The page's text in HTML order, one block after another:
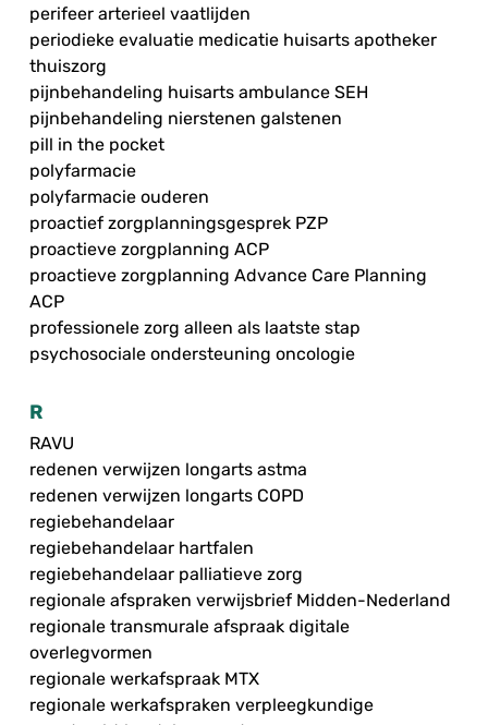
perifeer arterieel vaatlijden
periodieke evaluatie medicatie huisarts apotheker
thuiszorg
pijnbehandeling huisarts ambulance SEH
pijnbehandeling nierstenen galstenen
pill in the pocket
polyfarmacie
polyfarmacie ouderen
proactief zorgplanningsgesprek PZP
proactieve zorgplanning ACP
proactieve zorgplanning Advance Care Planning
ACP
professionele zorg alleen als laatste stap
psychosociale ondersteuning oncologie
R
RAVU
redenen verwijzen longarts astma
redenen verwijzen longarts COPD
regiebehandelaar
regiebehandelaar hartfalen
regiebehandelaar palliatieve zorg
regionale afspraken verwijsbrief Midden-Nederland
regionale transmurale afspraak digitale
overlegvormen
regionale werkafspraak MTX
regionale werkafspraken verpleegkundige